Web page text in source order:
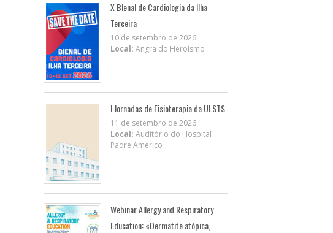
X BIenal de Cardiologia da Ilha
Terceira
10 de setembro de 2026
Local: Angra do Heroísmo
I Jornadas de Fisioterapia da ULSTS
11 de setembro de 2026
Local: Auditório do Hospital
Padre Américo
Webinar Allergy and Respiratory
Education: «Dermatite atópica,